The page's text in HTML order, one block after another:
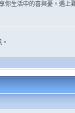
你生活中的喜與憂。遇上